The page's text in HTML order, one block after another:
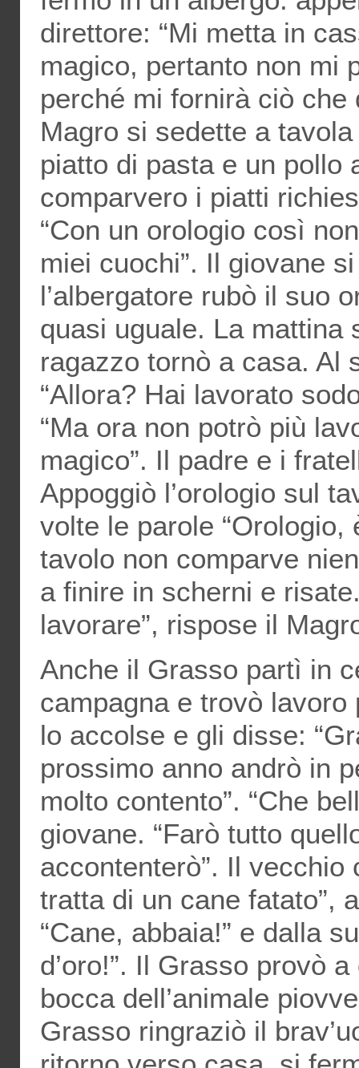
direttore: “Mi metta in
magico, pertanto non mi
perché mi fornirà ciò che
Magro si sedette a
piatto di pasta e un pollo
comparvero i piatti
“Con un orologio così
miei cuochi”. Il giovane
l’albergatore rubò il suo
quasi uguale. La mattina
ragazzo tornò a casa. Al
“Allora? Hai lavorato
“Ma ora non potrò più
magico”. Il padre e i
Appoggiò l’orologio sul
volte le parole
tavolo non comparve
a finire in scherni e
lavorare”, rispose il
Anche il Grasso partì in
campagna e trovò
lo accolse e gli disse:
prossimo anno andrò in
molto contento”. “Che
giovane. “Farò tutto
accontenterò”. Il vecchio
tratta di un cane fatato”,
“Cane, abbaia!” e dalla
d’oro!”. Il Grasso provò
bocca dell’animale
Grasso ringraziò il